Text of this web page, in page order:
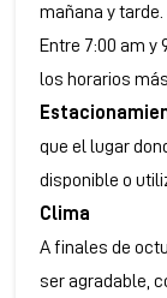
mañana y
Entre 7:00 am y
los horarios
que el lugar
disponible o
Clima
A finales de
ser agradable,